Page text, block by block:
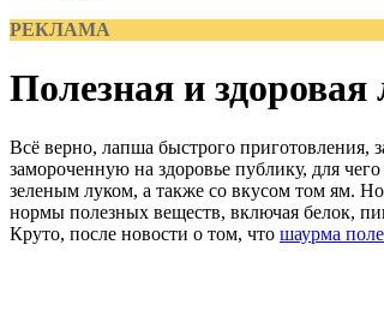
РЕКЛАМА
Полезная и
Всё верно, лапша быстрого приготовления,
замороченную на здоровье публику, для
зеленым луком, а также со вкусом том ям.
нормы полезных веществ, включая белок,
Круто, после новости о том, что шаурма